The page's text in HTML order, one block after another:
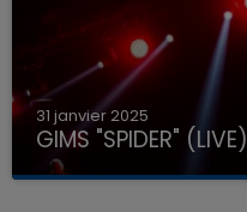
31 janvier 2025
GIMS "SPIDER" (LIVE)